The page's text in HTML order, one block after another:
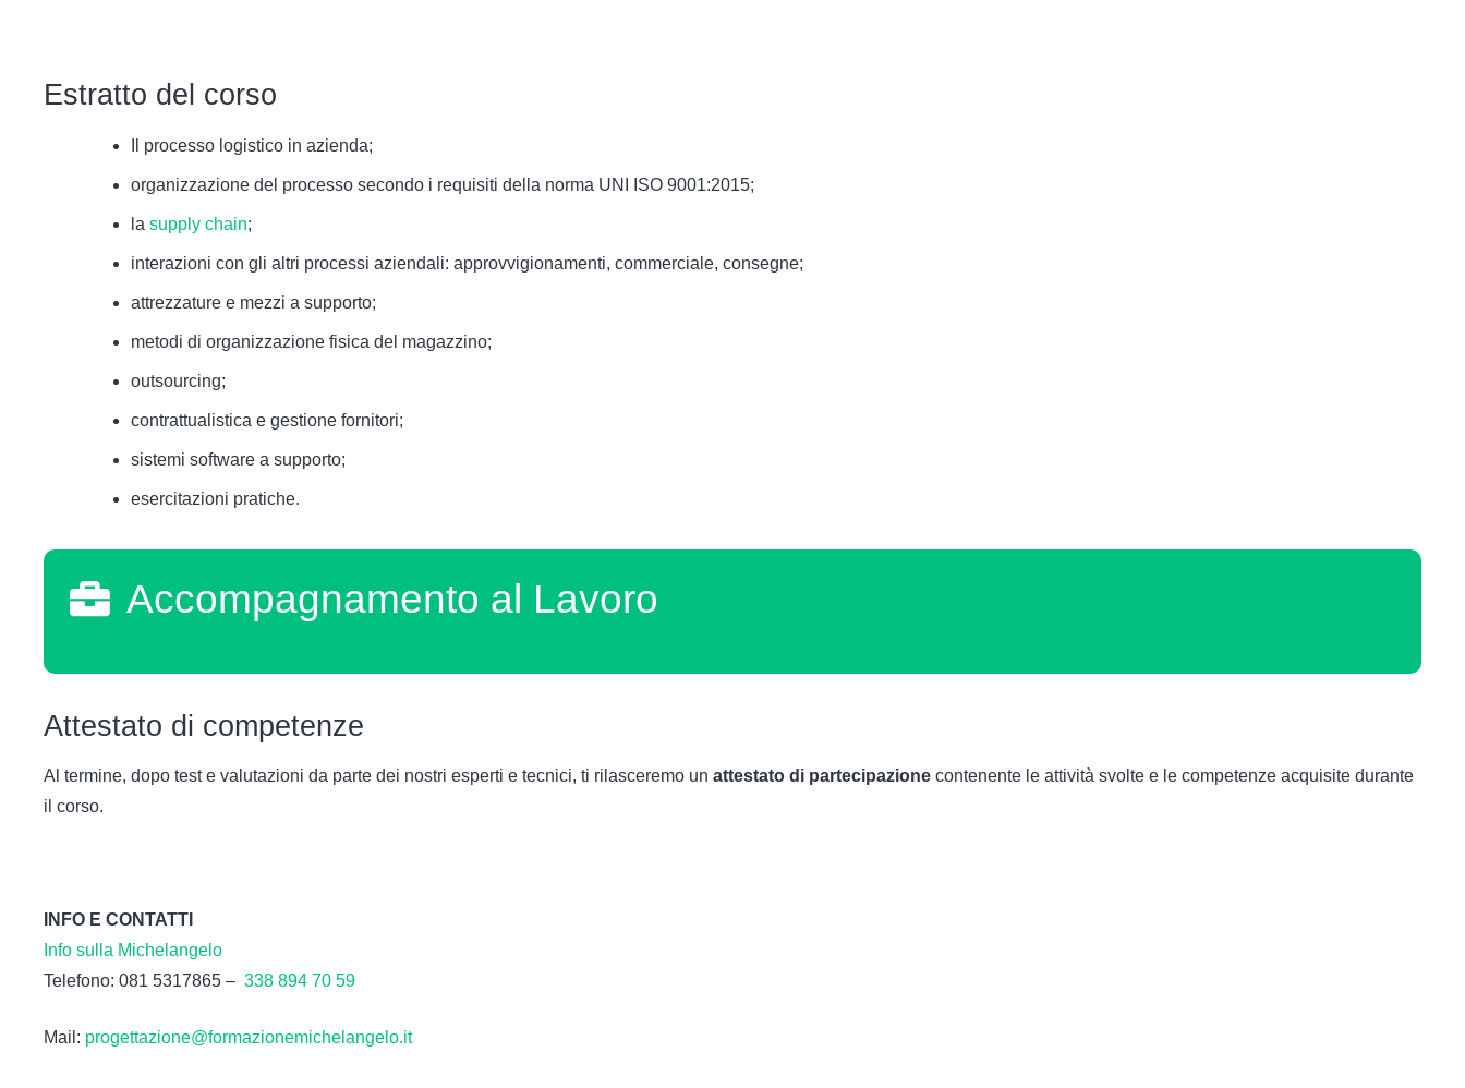
Estratto del corso
Il processo logistico in azienda;
organizzazione del processo secondo i requisiti della norma UNI ISO 9001:2015;
la supply chain;
interazioni con gli altri processi aziendali: approvvigionamenti, commerciale, consegne;
attrezzature e mezzi a supporto;
metodi di organizzazione fisica del magazzino;
outsourcing;
contrattualistica e gestione fornitori;
sistemi software a supporto;
esercitazioni pratiche.
Accompagnamento al Lavoro
Attestato di competenze
Al termine, dopo test e valutazioni da parte dei nostri esperti e tecnici, ti rilasceremo un attestato di partecipazione contenente le attività svolte e le competenze acquisite durante
il corso.
INFO E CONTATTI
Info sulla Michelangelo
Telefono: 081 5317865 – 338 894 70 59
Mail: progettazione@formazionemichelangelo.it